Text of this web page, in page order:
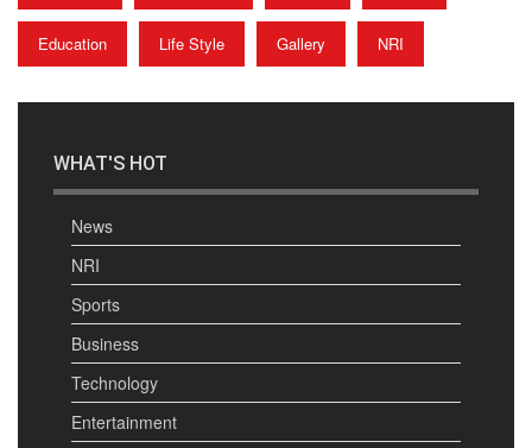
Education Life Style Gallery NRI
WHAT'S HOT
News
NRI
Sports
Business
Technology
Entertainment